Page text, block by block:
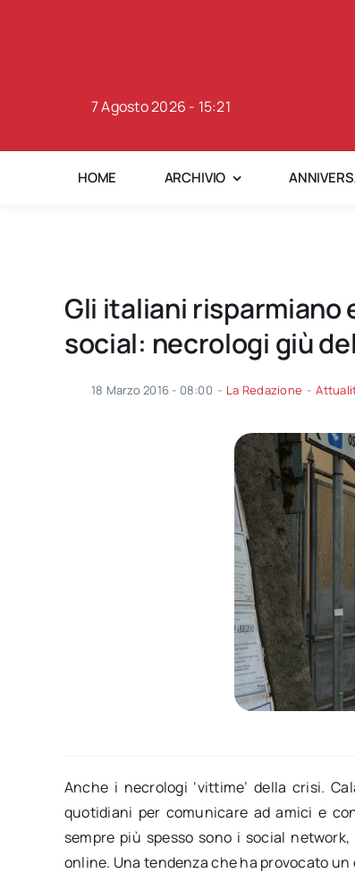
7 Agosto 2026 - 15:21
HOME ARCHIVIO
Gli italiani risparmiano
social: necrologi giù
18 Marzo 2016 - 08:00 - La Redazione -
Anche i necrologi ‘vittime’ della crisi.
quotidiani per comunicare ad amici e
sempre più spesso sono i social
online. Una tendenza che ha provocato